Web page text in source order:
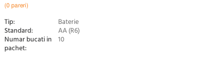
(0 pareri)
Tip: Baterie
Standard: AA (R6)
Numar bucati in
pachet:
10